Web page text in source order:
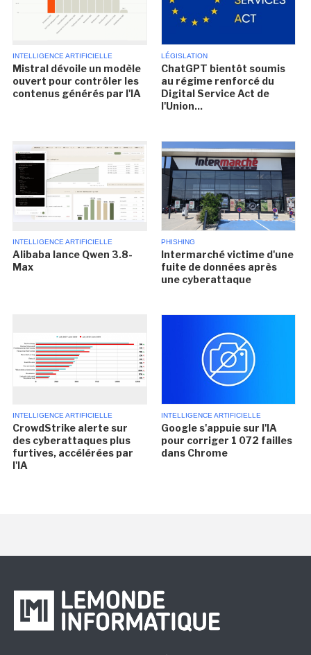
INTELLIGENCE ARTIFICIELLE
Mistral dévoile un modèle
ouvert pour contrôler les
contenus générés par l'IA
LÉGISLATION
ChatGPT bientôt soumis
au régime renforcé du
Digital Service Act de
l'Union...
INTELLIGENCE ARTIFICIELLE
Alibaba lance Qwen 3.8-
Max
PHISHING
Intermarché victime d'une
fuite de données après
une cyberattaque
INTELLIGENCE ARTIFICIELLE
CrowdStrike alerte sur
des cyberattaques plus
furtives, accélérées par
l'IA
INTELLIGENCE ARTIFICIELLE
Google s'appuie sur l'IA
pour corriger 1 072 failles
dans Chrome